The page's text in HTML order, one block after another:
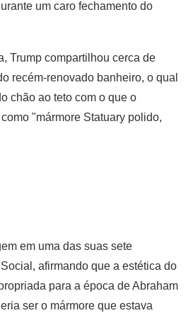
um caro fechamento do
Trump compartilhou cerca de
recém-renovado banheiro, o qual
chão ao teto com o que o
"mármore Statuary polido,
em uma das suas sete
afirmando que a estética do
para a época de Abraham
ser o mármore que estava